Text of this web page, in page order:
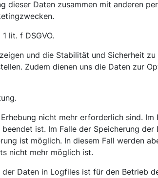
dieser Daten zusammen mit anderen
lit. f DSGVO.
und die Stabilität und Sicherheit
Zudem dienen uns die Daten zur
nicht mehr erforderlich sind. Im
ist. Im Falle der Speicherung
ist möglich. In diesem Fall werden
nicht mehr möglich ist.
Daten in Logfiles ist für den Betrieb